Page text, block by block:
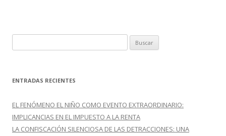
u
c
r
:
ENTRADAS RECIENTES
EL FENÓMENO EL NIÑO COMO EVENTO EXTRAORDINARIO:
IMPLICANCIAS EN EL IMPUESTO A LA RENTA
LA CONFISCACIÓN SILENCIOSA DE LAS DETRACCIONES: UNA